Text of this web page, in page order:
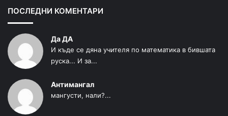
ПОСЛЕДНИ КОМЕНТАРИ
Да ДА
И къде се дяна учителя по математика в бившата
руска... И за...
Антимангал
мангусти, нали?...